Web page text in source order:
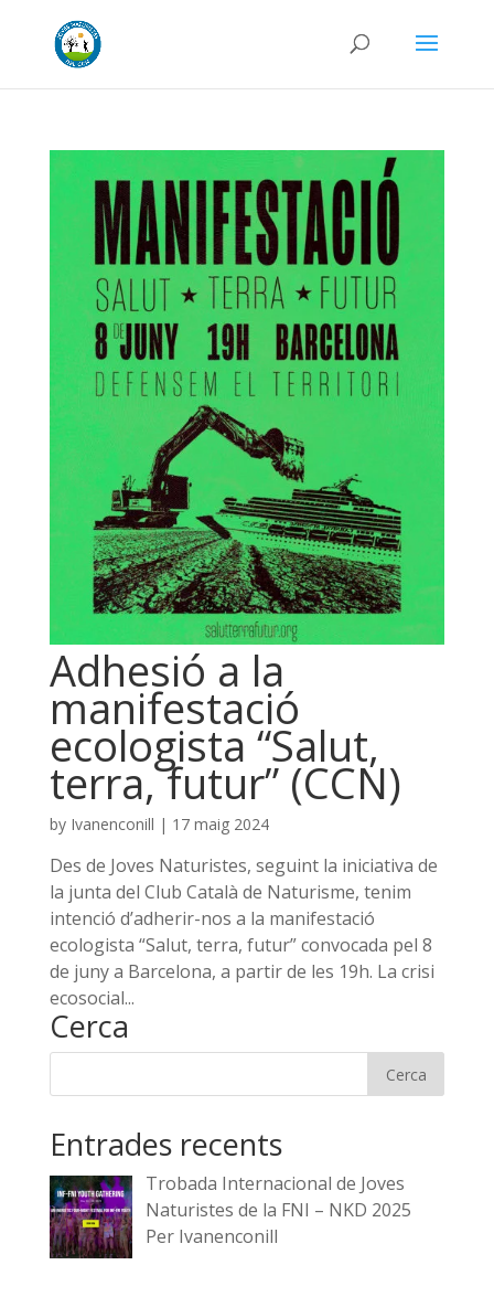
Adhesió a la
manifestació
ecologista “Salut,
terra, futur” (CCN)
by Ivanenconill | 17 maig 2024
Des de Joves Naturistes, seguint la iniciativa de
la junta del Club Català de Naturisme, tenim
intenció d’adherir-nos a la manifestació
ecologista “Salut, terra, futur” convocada pel 8
de juny a Barcelona, a partir de les 19h. La crisi
ecosocial...
Cerca
Entrades recents
Trobada Internacional de Joves
Naturistes de la FNI – NKD 2025
Per Ivanenconill